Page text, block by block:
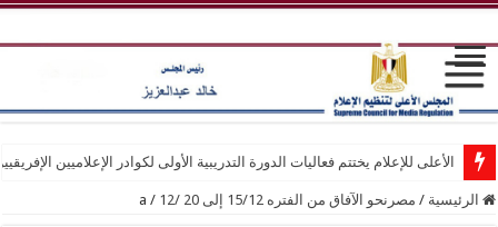
الأعلى للإعلام يختتم فعاليات الدورة التدريبية الأولى لكوادر الإعلاميين
الرئيسية / مصرنحو الآفاق من الفتره 15/12 إلى 20 /12 /
a